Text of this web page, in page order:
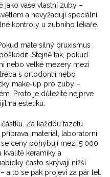
jako vaše vlastní zuby –
a nevyžadují speciální
kontroly u zubního lékaře.
máte silný bruxismus
Stejně tak, pokud
nebo velké mezery mezi
s ortodontií nebo
make-up pro zuby –
Proto je důležité nejprve
na estetiku.
Za každou fazetu
materiál, laboratorní
ceny pohybují mezi 5 000
kvalitě keramiky a
často skrývají nižší
a to se pak projeví za pár let.